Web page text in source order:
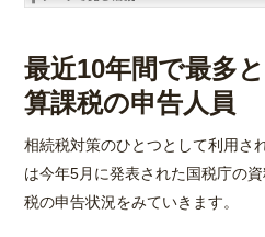
最近10年間で最多
算課税の申告人員
相続税対策のひとつとして利用さ
は今年5月に発表された国税庁の
税の申告状況をみていきます。